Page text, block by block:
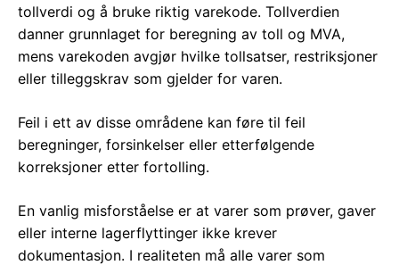
tollverdi og å bruke riktig varekode. Tollverdien
danner grunnlaget for beregning av toll og MVA,
mens varekoden avgjør hvilke tollsatser, restriksjoner
eller tilleggskrav som gjelder for varen.
Feil i ett av disse områdene kan føre til feil
beregninger, forsinkelser eller etterfølgende
korreksjoner etter fortolling.
En vanlig misforståelse er at varer som prøver, gaver
eller interne lagerflyttinger ikke krever
dokumentasjon. I realiteten må alle varer som